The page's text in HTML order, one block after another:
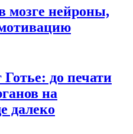
нейроны,
до печати
на
далеко